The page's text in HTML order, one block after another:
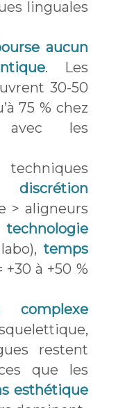
linguales
aucun
. Les
30-50
75 % chez
avec les
: discrétion
> aligneurs
technologie
temps
+30 à +50 %
complexe
restent
que les
esthétique